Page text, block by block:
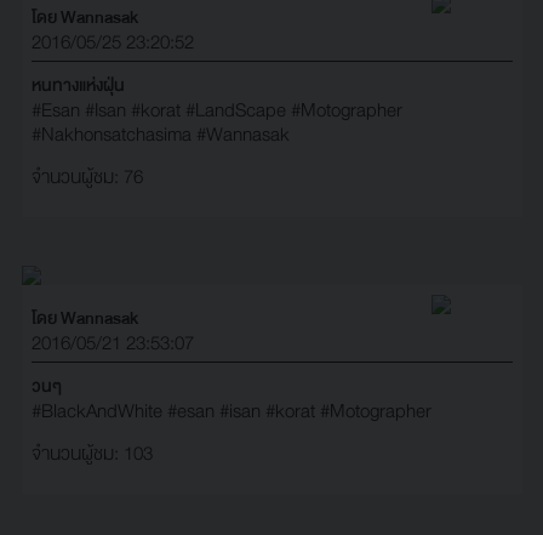
โดย Wannasak
2016/05/25 23:20:52
หนทางแห่งฝุ่น
#Esan #Isan #korat #LandScape #Motographer
#Nakhonsatchasima #Wannasak
จำนวนผู้ชม: 76
โดย Wannasak
2016/05/21 23:53:07
วนๆ
#BlackAndWhite #esan #isan #korat #Motographer
จำนวนผู้ชม: 103